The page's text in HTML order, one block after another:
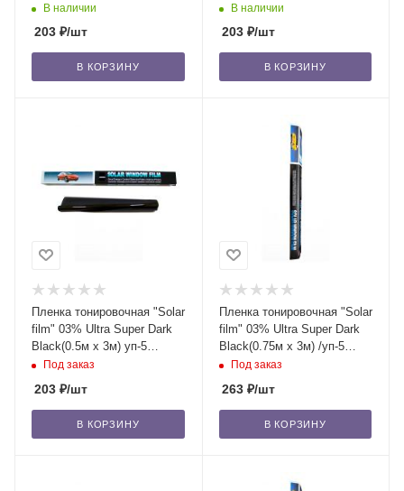
В наличии
203 ₽/шт
В КОРЗИНУ
В наличии
203₽/шт
В КОРЗИНУ
Пленка тонировочная "Solar
film" 03% Ultra Super Dark
Blaсk(0.5м x 3м) уп-5
шт/200
Под заказ
203 ₽/шт
В КОРЗИНУ
Пленка тонировочная "Solar
film" 03% Ultra Super Dark
Blaсk(0.75м x 3м) /уп-5
шт/80Под заказ
263₽/шт
В КОРЗИНУ